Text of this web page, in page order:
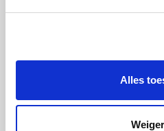
Alles
Shein Get Your Guide